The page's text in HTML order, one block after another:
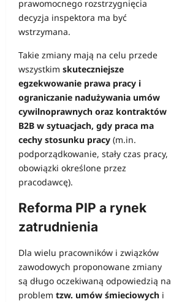
prawomocnego rozstrzygnięcia
decyzja inspektora ma być
wstrzymana.
Takie zmiany mają na celu przede
wszystkim skuteczniejsze
egzekwowanie prawa pracy i
ograniczanie nadużywania umów
cywilnoprawnych oraz kontraktów
B2B w sytuacjach, gdy praca ma
cechy stosunku pracy (m.in.
podporządkowanie, stały czas pracy,
obowiązki określone przez
pracodawcę).
Reforma PIP a rynek
zatrudnienia
Dla wielu pracowników i związków
zawodowych proponowane zmiany
są długo oczekiwaną odpowiedzią na
problem tzw. umów śmieciowych i